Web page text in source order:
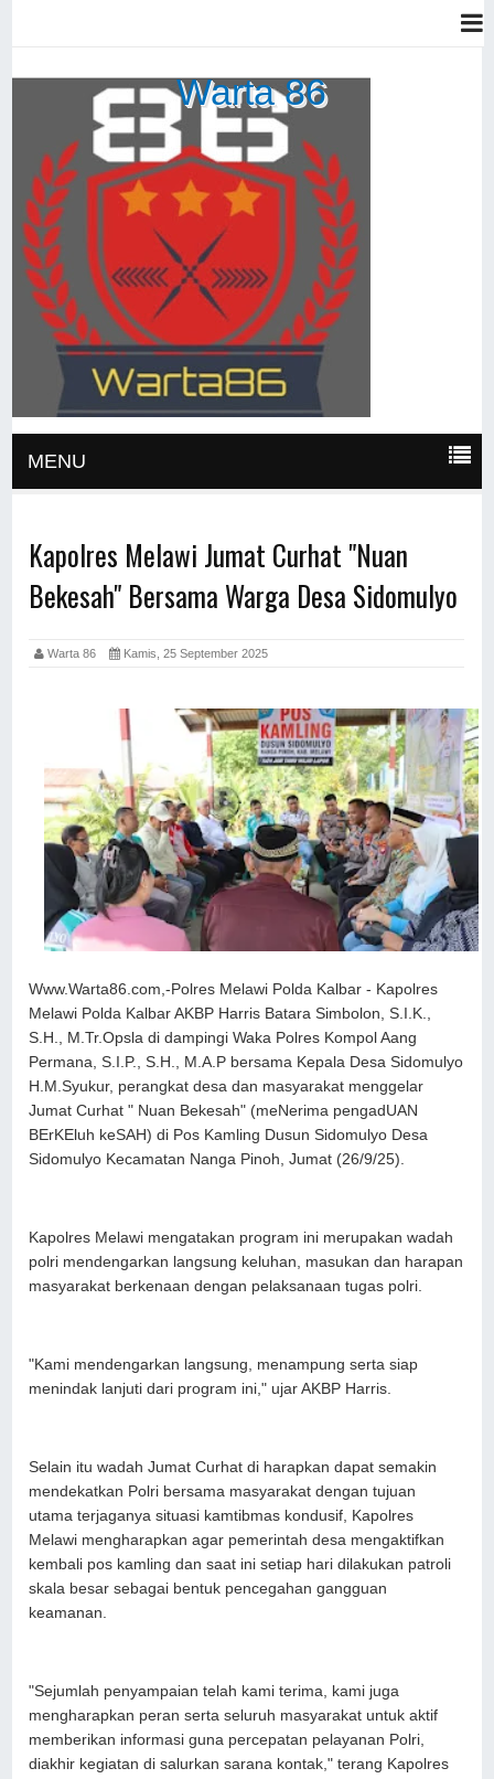
Warta 86
MENU
Kapolres Melawi Jumat Curhat "Nuan
Bekesah" Bersama Warga Desa Sidomulyo
Warta 86 Kamis, 25 September 2025
Www.Warta86.com,-Polres Melawi Polda Kalbar - Kapolres
Melawi Polda Kalbar AKBP Harris Batara Simbolon, S.I.K.,
S.H., M.Tr.Opsla di dampingi Waka Polres Kompol Aang
Permana, S.I.P., S.H., M.A.P bersama Kepala Desa Sidomulyo
H.M.Syukur, perangkat desa dan masyarakat menggelar
Jumat Curhat " Nuan Bekesah" (meNerima pengadUAN
BErKEluh keSAH) di Pos Kamling Dusun Sidomulyo Desa
Sidomulyo Kecamatan Nanga Pinoh, Jumat (26/9/25).
Kapolres Melawi mengatakan program ini merupakan wadah
polri mendengarkan langsung keluhan, masukan dan harapan
masyarakat berkenaan dengan pelaksanaan tugas polri.
"Kami mendengarkan langsung, menampung serta siap
menindak lanjuti dari program ini," ujar AKBP Harris.
Selain itu wadah Jumat Curhat di harapkan dapat semakin
mendekatkan Polri bersama masyarakat dengan tujuan
utama terjaganya situasi kamtibmas kondusif, Kapolres
Melawi mengharapkan agar pemerintah desa mengaktifkan
kembali pos kamling dan saat ini setiap hari dilakukan patroli
skala besar sebagai bentuk pencegahan gangguan
keamanan.
"Sejumlah penyampaian telah kami terima, kami juga
mengharapkan peran serta seluruh masyarakat untuk aktif
memberikan informasi guna percepatan pelayanan Polri,
diakhir kegiatan di salurkan sarana kontak," terang Kapolres